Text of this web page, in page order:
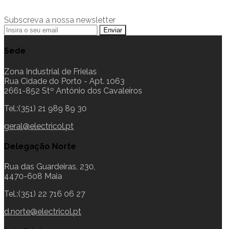
Subscreva a nossa newsletter
Sede
Zona Industrial de Frielas
Rua Cidade do Porto - Apt. 1063
2661-852 Stº António dos Cavaleiros
Tel.:(351) 21 989 89 30
geral@electricol.pt
Delegação Norte
Rua das Guardeiras, 230,
4470-608 Maia
Tel.:(351) 22 716 06 27
d.norte@electricol.pt